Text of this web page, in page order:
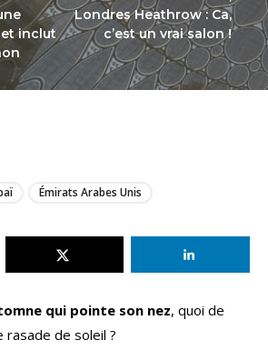
inclut
Londres Heathrow : Ca,
c’est un vrai salon !
Émirats Arabes Unis
qui pointe son nez, quoi de
rasade de soleil ?